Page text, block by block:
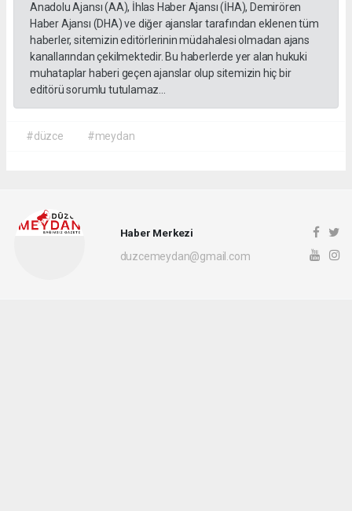
Anadolu Ajansı (AA), İhlas Haber Ajansı (İHA), Demirören
Haber Ajansı (DHA) ve diğer ajanslar tarafından eklenen tüm
haberler, sitemizin editörlerinin müdahalesi olmadan ajans
kanallarından çekilmektedir. Bu haberlerde yer alan hukuki
muhataplar haberi geçen ajanslar olup sitemizin hiç bir
editörü sorumlu tutulamaz...
#düzce #meydan
Haber Merkezi
duzcemeydan@gmail.com